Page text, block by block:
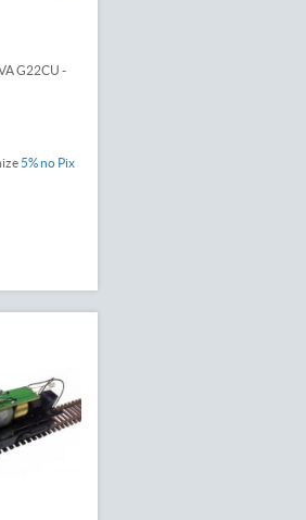
G22CU -
5%no Pix